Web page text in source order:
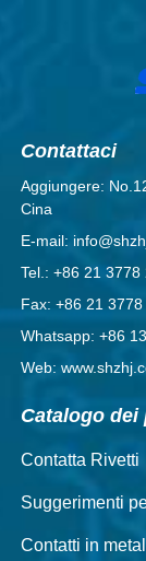
Contattaci
Aggiungere:
Cina
E-mail:
Tel.: +86 21 3778
Fax: +86 21
Whatsapp: +86
Web:
Catalogo dei
Contatta Rivetti
Suggerimenti
Contatti in